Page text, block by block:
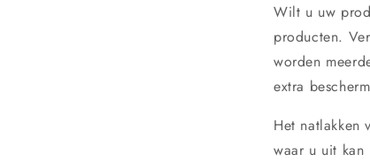
Wilt u uw
producten.
worden
extra
Het natlakken
waar u uit